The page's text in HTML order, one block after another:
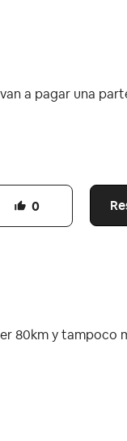
a pagar una
0
80km y tampoco